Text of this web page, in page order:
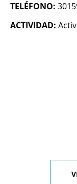
TELÉFONO:
ACTIVIDAD: